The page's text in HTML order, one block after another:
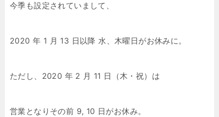
今季も設定されていまして、
2020 年 1 月 13 日以降 水、木曜日がお休みに。
ただし、2020 年 2 月 11 日（木・祝）は
営業となりその前 9, 10 日がお休み。